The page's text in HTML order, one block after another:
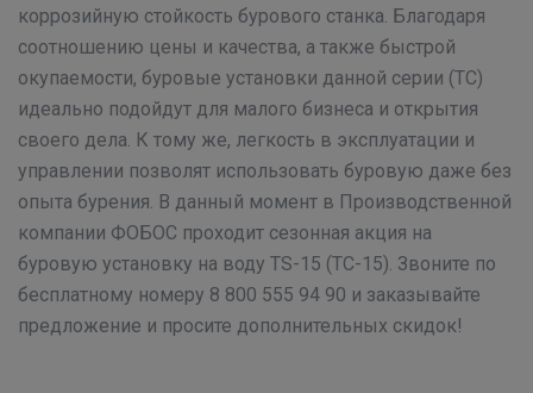
коррозийную стойкость бурового станка. Благодаря
соотношению цены и качества, а также быстрой
окупаемости, буровые установки данной серии (ТС)
идеально подойдут для малого бизнеса и открытия
своего дела. К тому же, легкость в эксплуатации и
управлении позволят использовать буровую даже без
опыта бурения. В данный момент в Производственной
компании ФОБОС проходит сезонная акция на
буровую установку на воду ТS-15 (ТС-15). Звоните по
бесплатному номеру 8 800 555 94 90 и заказывайте
предложение и просите дополнительных скидок!